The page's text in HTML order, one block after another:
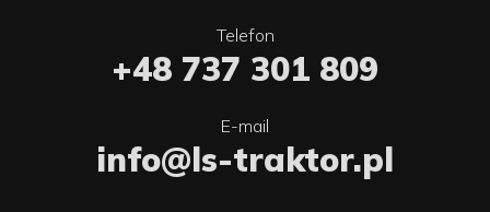
Telefon
+48 737 301 809
E-mail
info@ls-traktor.pl